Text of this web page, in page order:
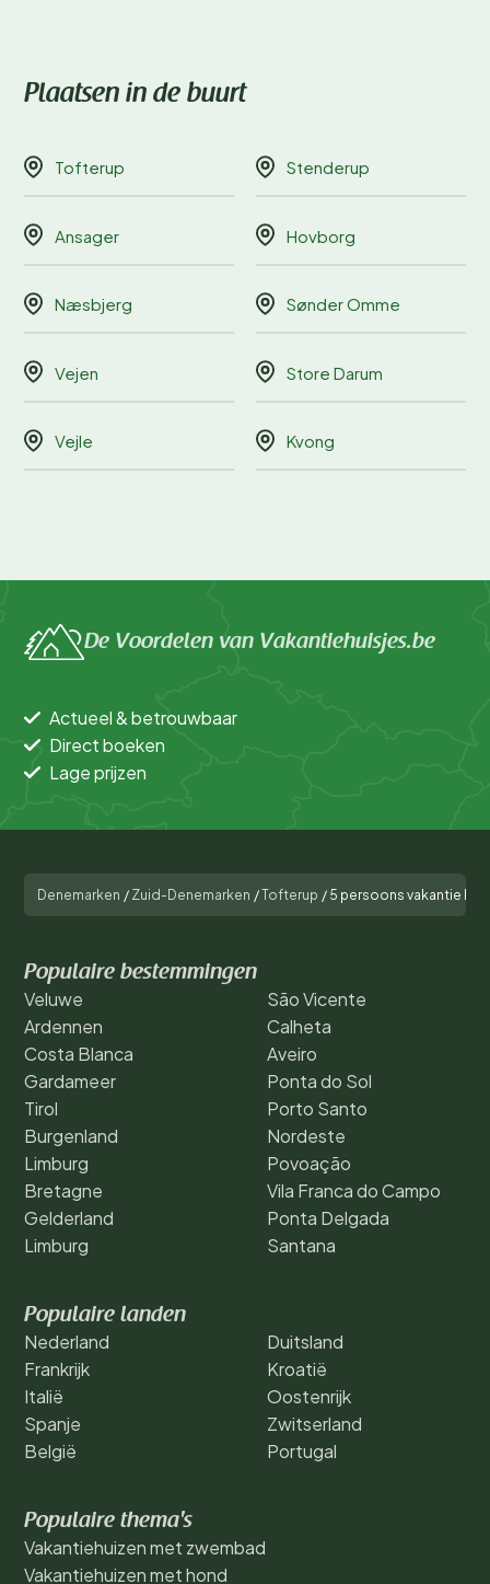
Plaatsen in de buurt
Tofterup Stenderup
Ansager Hovborg
Næsbjerg Sønder Omme
Vejen Store Darum
Vejle Kvong
De Voordelen van Vakantiehuisjes.be
Actueel & betrouwbaar
Direct boeken
Lage prijzen
Denemarken / Zuid-Denemarken /Tofterup / 5 persoons vakantie
Populaire bestemmingen
Veluwe
Ardennen
Costa Blanca
Gardameer
Tirol
Burgenland
Limburg
Bretagne
Gelderland
Limburg
São Vicente
Calheta
Aveiro
Ponta do Sol
Porto Santo
Nordeste
Povoação
Vila Franca do Campo
Ponta Delgada
Santana
Populaire landen
Nederland
Frankrijk
Italië
Spanje
België
Duitsland
Kroatië
Oostenrijk
Zwitserland
Portugal
Populaire thema's
Vakantiehuizen met zwembad
Vakantiehuizen met hond